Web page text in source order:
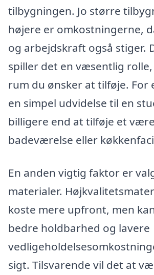
tilbygningen. Jo større
højere er omkostningerne,
og arbejdskraft også stiger.
spiller det en væsentlig
rum du ønsker at tilføje. For
en simpel udvidelse til en
billigere end at tilføje et
badeværelse eller
En anden vigtig faktor er
materialer.
koste mere upfront, men
bedre holdbarhed og lavere
sigt. Tilsvarende vil det at